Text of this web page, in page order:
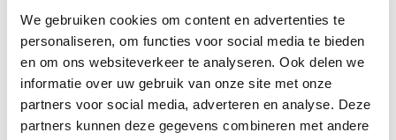
We gebruiken cookies om content en advertenties te
personaliseren, om functies voor social media te bieden
en om ons websiteverkeer te analyseren. Ook delen we
informatie over uw gebruik van onze site met onze
partners voor social media, adverteren en analyse. Deze
partners kunnen deze gegevens combineren met andere